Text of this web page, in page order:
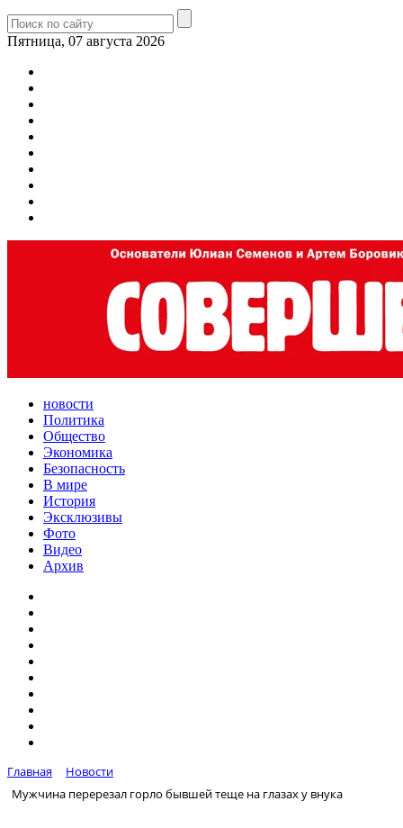
Пятница, 07 августа 2026
новости
Политика
Общество
Экономика
Безопасность
В мире
История
Эксклюзивы
Фото
Видео
Архив
Главная
Новости
Мужчина перерезал горло бывшей теще на глазах у внука